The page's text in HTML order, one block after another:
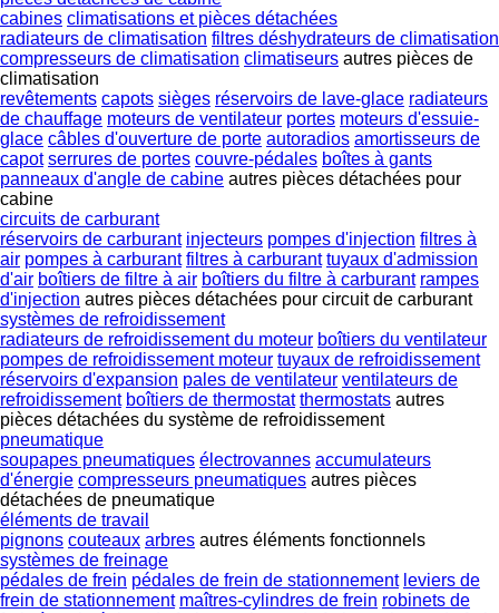
cabines climatisations et pièces détachées
radiateurs de climatisation filtres déshydrateurs de climatisation
compresseurs de climatisation climatiseurs autres pièces de
climatisation
revêtements capots sièges réservoirs de lave-glace radiateurs
de chauffage moteurs de ventilateur portes moteurs d'essuie-
glace câbles d'ouverture de porte autoradios amortisseurs de
capot serrures de portes couvre-pédales boîtes à gants
panneaux d'angle de cabine autres pièces détachées pour
cabine
circuits de carburant
réservoirs de carburant injecteurs pompes d'injection filtres à
air pompes à carburant filtres à carburant tuyaux d'admission
d'air boîtiers de filtre à air boîtiers du filtre à carburant rampes
d'injection autres pièces détachées pour circuit de carburant
systèmes de refroidissement
radiateurs de refroidissement du moteur boîtiers du ventilateur
pompes de refroidissement moteur tuyaux de refroidissement
réservoirs d'expansion pales de ventilateur ventilateurs de
refroidissement boîtiers de thermostat thermostats autres
pièces détachées du système de refroidissement
pneumatique
soupapes pneumatiques électrovannes accumulateurs
d'énergie compresseurs pneumatiques autres pièces
détachées de pneumatique
éléments de travail
pignons couteaux arbres autres éléments fonctionnels
systèmes de freinage
pédales de frein pédales de frein de stationnement leviers de
frein de stationnement maîtres-cylindres de frein robinets de